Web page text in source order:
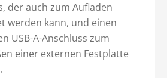
der auch zum Aufladen
werden kann, und einen
USB-A-Anschluss zum
einer externen Festplatte